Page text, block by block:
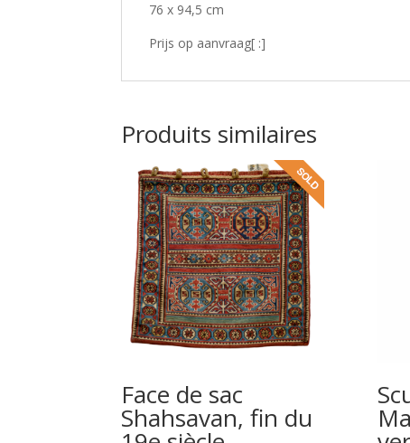
76 x 94,5 cm
Prijs op aanvraag[ :]
Produits similaires
Face de sac
Shahsavan, fin du